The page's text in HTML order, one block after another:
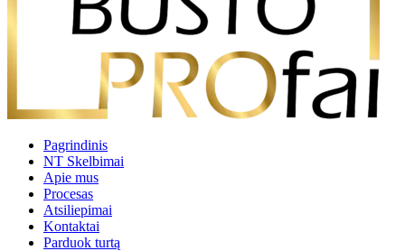
Pagrindinis
NT Skelbimai
Apie mus
Procesas
Atsiliepimai
Kontaktai
Parduok turtą